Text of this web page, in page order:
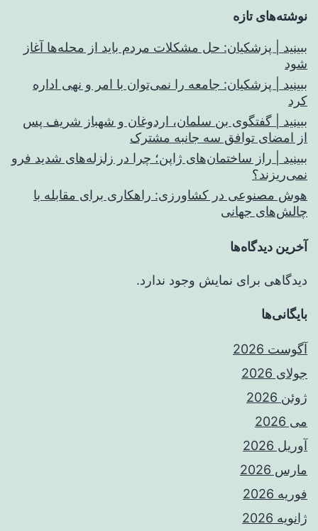
نوشته‌های تازه
ببینید | پزشکیان: حل مشکلات مردم باید از محله‌ها آغاز
شود
ببینید | پزشکیان: جامعه را نمی‌توان با امر و نهی اداره
کرد
ببینید | گفتگوی بن سلمان، اردوغان و شهباز شریف پس
از امضای توافق سه جانبه مشترک
ببینید | راز ساختمان‌های ژاپن؛ چرا در زلزله‌های شدید فرو
نمی‌ریزند؟
هوش مصنوعی در کشاورزی: راهکاری برای مقابله با
چالش‌های جهانی
آخرین دیدگاه‌ها
دیدگاهی برای نمایش وجود ندارد.
بایگانی‌ها
آگوست 2026
جولای 2026
ژوئن 2026
می 2026
آوریل 2026
مارس 2026
فوریه 2026
ژانویه 2026